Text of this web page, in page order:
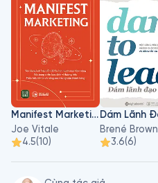
Manifest Marketing
Joe Vitale
4.5(10)
Brené Brown
3.6(6)